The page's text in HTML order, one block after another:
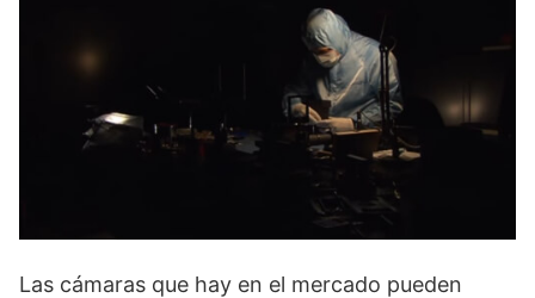
Las cámaras que hay en el mercado pueden